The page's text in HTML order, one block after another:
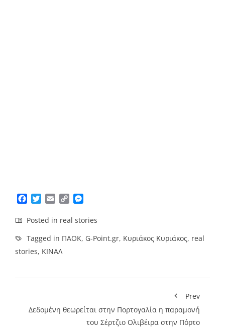
Facebook
TwitterEmailCopy
Posted in real stories
Tagged in ΠΑΟΚ, G-Point.gr, Κυριάκος Κυριάκος, real
stories, ΚΙΝΑΛ
Prev
Δεδομένη θεωρείται στην Πορτογαλία η παραμονή
του Σέρτζιο Ολιβέιρα στην Πόρτο